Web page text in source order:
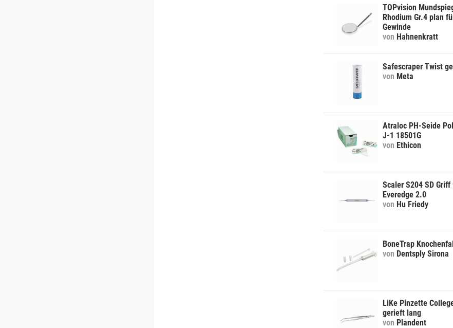
TOPvision
Rhodium Gr.4 plan
Gewinde
von Hahnenkratt
Safescraper Twist
von Meta
Atraloc PH-Seide
J-1 18501G
von Ethicon
Scaler S204 SD
Everedge 2.0
von Hu Friedy
BoneTrap
von Dentsply Sirona
LiKe Pinzette
gerieft lang
von Plandent